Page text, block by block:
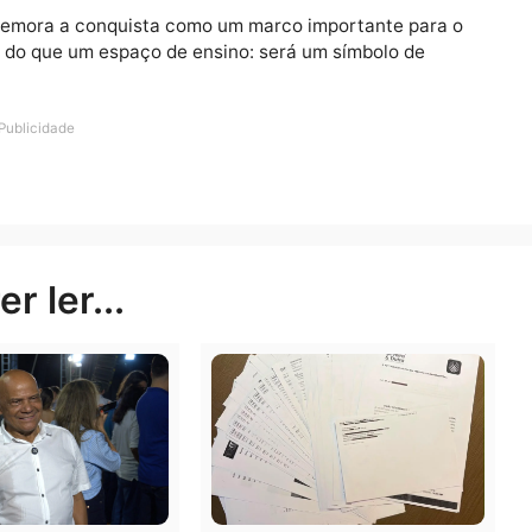
cursos técnicos e profissionalizantes, além de
integral dos alunos.
passo será a elaboração do projeto arquitetônico e a
ano, dependendo da liberação total dos recursos
do que um espaço de ensino: será um símbolo de
Publicidade